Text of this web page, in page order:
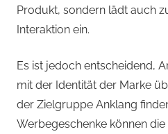
Produkt, sondern lädt auch
Interaktion ein.
Es ist jedoch entscheidend,
mit der Identität der Marke
der Zielgruppe Anklang
Werbegeschenke können